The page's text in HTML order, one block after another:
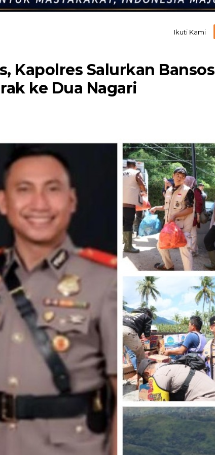
Ikuti Kami
Kapolres Salurkan Bansos
ke Dua Nagari